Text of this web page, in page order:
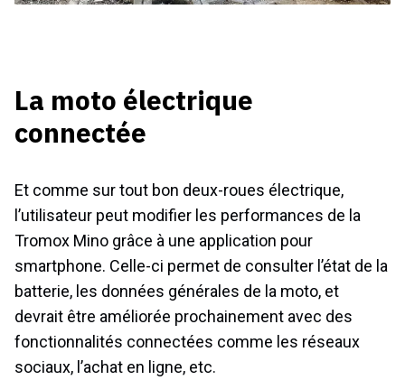
La moto électrique
connectée
Et comme sur tout bon deux-roues électrique,
l’utilisateur peut modifier les performances de la
Tromox Mino grâce à une application pour
smartphone. Celle-ci permet de consulter l’état de la
batterie, les données générales de la moto, et
devrait être améliorée prochainement avec des
fonctionnalités connectées comme les réseaux
sociaux, l’achat en ligne, etc.